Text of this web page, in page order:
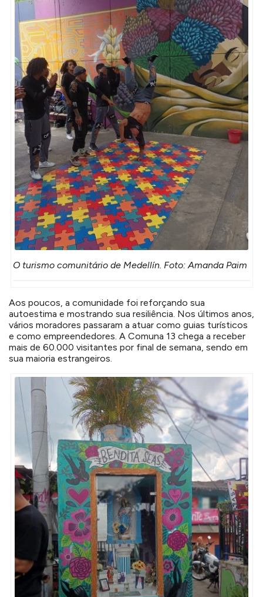
O turismo comunitário de Medellín. Foto: Amanda Paim
Aos poucos, a comunidade foi reforçando sua
autoestima e mostrando sua resiliência. Nos últimos anos,
vários moradores passaram a atuar como guias turísticos
e como empreendedores. A Comuna 13 chega a receber
mais de 60.000 visitantes por final de semana, sendo em
sua maioria estrangeiros.